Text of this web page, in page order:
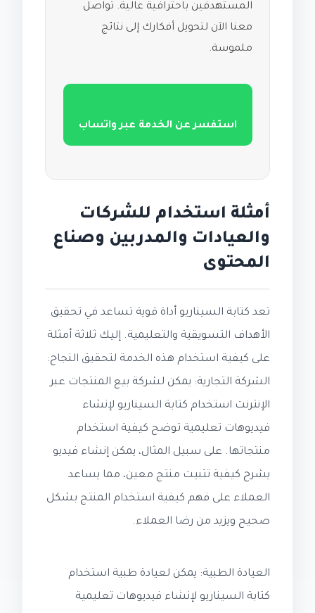
المستهدفين باحترافية عالية. تواصل
معنا الآن لتحويل أفكارك إلى نتائج
ملموسة.
استفسر عن الخدمة عبر واتساب
أمثلة استخدام للشركات
والعيادات والمدربين وصناع
المحتوى
تعد كتابة السيناريو أداة قوية تساعد في تحقيق
الأهداف التسويقية والتعليمية. إليك ثلاثة أمثلة
على كيفية استخدام هذه الخدمة لتحقيق النجاح:
الشركة التجارية: يمكن لشركة بيع المنتجات عبر
الإنترنت استخدام كتابة السيناريو لإنشاء
فيديوهات تعليمية توضح كيفية استخدام
منتجاتها. على سبيل المثال، يمكن إنشاء فيديو
يشرح كيفية تثبيت منتج معين، مما يساعد
العملاء على فهم كيفية استخدام المنتج بشكل
صحيح ويزيد من رضا العملاء.
العيادة الطبية: يمكن لعيادة طبية استخدام
كتابة السيناريو لإنشاء فيديوهات تعليمية